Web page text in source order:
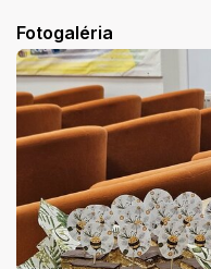
Fotogaléria